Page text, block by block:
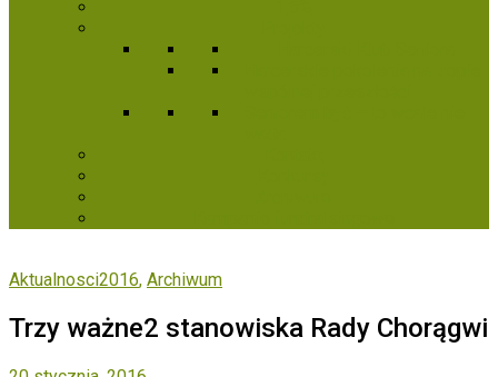
Aktualnosci2016, Archiwum
Trzy ważne2 stanowiska Rady Chorągwi